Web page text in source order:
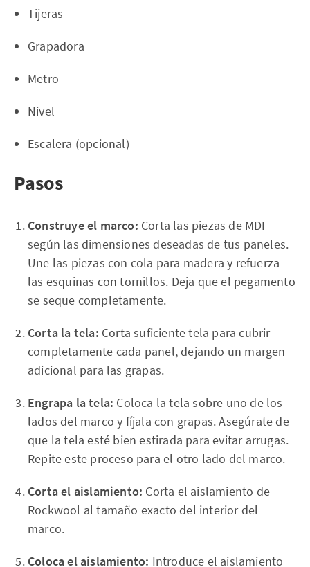
Tijeras
Grapadora
Metro
Nivel
Escalera (opcional)
Pasos
Construye el marco: Corta las piezas de MDF
según las dimensiones deseadas de tus paneles.
Une las piezas con cola para madera y refuerza
las esquinas con tornillos. Deja que el pegamento
se seque completamente.
Corta la tela: Corta suficiente tela para cubrir
completamente cada panel, dejando un margen
adicional para las grapas.
Engrapa la tela: Coloca la tela sobre uno de los
lados del marco y fíjala con grapas. Asegúrate de
que la tela esté bien estirada para evitar arrugas.
Repite este proceso para el otro lado del marco.
Corta el aislamiento: Corta el aislamiento de
Rockwool al tamaño exacto del interior del
marco.
Coloca el aislamiento: Introduce el aislamiento